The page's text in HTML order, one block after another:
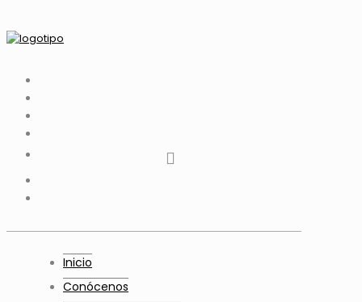
Youtube
Inicio
Conócenos